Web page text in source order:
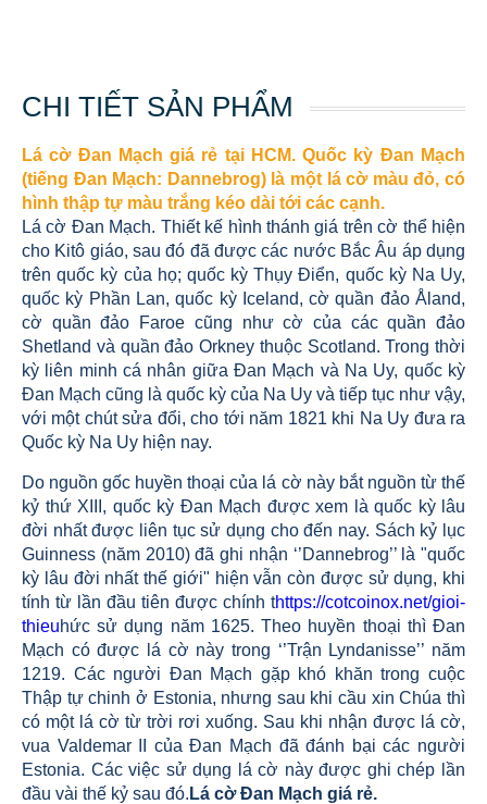
CHI TIẾT SẢN PHẨM
Lá cờ Đan Mạch giá rẻ tại HCM. Quốc kỳ Đan Mạch
(tiếng Đan Mạch: Dannebrog) là một lá cờ màu đỏ, có
hình thập tự màu trắng kéo dài tới các cạnh.
Lá cờ Đan Mạch. Thiết kế hình thánh giá trên cờ thể hiện
cho Kitô giáo, sau đó đã được các nước Bắc Âu áp dụng
trên quốc kỳ của họ; quốc kỳ Thụy Điển, quốc kỳ Na Uy,
quốc kỳ Phần Lan, quốc kỳ Iceland, cờ quần đảo Åland,
cờ quần đảo Faroe cũng như cờ của các quần đảo
Shetland và quần đảo Orkney thuộc Scotland. Trong thời
kỳ liên minh cá nhân giữa Đan Mạch và Na Uy, quốc kỳ
Đan Mạch cũng là quốc kỳ của Na Uy và tiếp tục như vậy,
với một chút sửa đổi, cho tới năm 1821 khi Na Uy đưa ra
Quốc kỳ Na Uy hiện nay.
Do nguồn gốc huyền thoại của lá cờ này bắt nguồn từ thế
kỷ thứ XIII, quốc kỳ Đan Mạch được xem là quốc kỳ lâu
đời nhất được liên tục sử dụng cho đến nay. Sách kỷ lục
Guinness (năm 2010) đã ghi nhận ‘’Dannebrog’’ là "quốc
kỳ lâu đời nhất thế giới" hiện vẫn còn được sử dụng, khi
tính từ lần đầu tiên được chính thttps://cotcoinox.net/gioi-
thieuhức sử dụng năm 1625. Theo huyền thoại thì Đan
Mạch có được lá cờ này trong ‘’Trận Lyndanisse’’ năm
1219. Các người Đan Mạch gặp khó khăn trong cuộc
Thập tự chinh ở Estonia, nhưng sau khi cầu xin Chúa thì
có một lá cờ từ trời rơi xuống. Sau khi nhận được lá cờ,
vua Valdemar II của Đan Mạch đã đánh bại các người
Estonia. Các việc sử dụng lá cờ này được ghi chép lần
đầu vài thế kỷ sau đó. Lá cờ Đan Mạch giá rẻ.